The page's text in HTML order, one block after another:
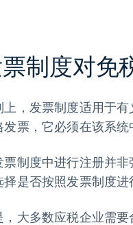
制度对免
上，发票制度适用于有
发票，它必须在该系
票制度中进行注册并
择是否按照发票制度进
，大多数应税企业需